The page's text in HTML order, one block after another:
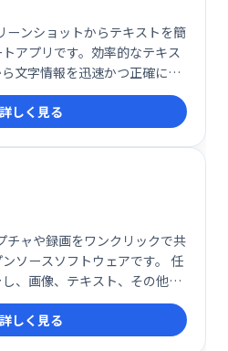
ーンショットからテキストを簡
アプリです。効率的なテキス
文字情報を迅速かつ正確に取
の良いインターフェースで、誰
。
詳しく見る
チャや録画をワンクリックで共
ソースソフトウェアです。 任
、画像、テキスト、その他フ
サービスにアップロード可能で
共有ツールとして、作業効率
詳しく見る